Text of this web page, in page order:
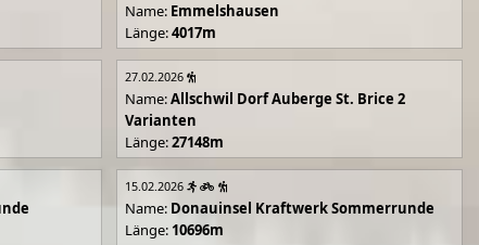
Name: Emmelshausen
Länge:4017m
27.02.2026
Name:Allschwil Dorf Auberge St. Brice 2
Varianten
Länge:27148m
15.02.2026
Name: Donauinsel Kraftwerk Sommerrunde
Länge: 10696m